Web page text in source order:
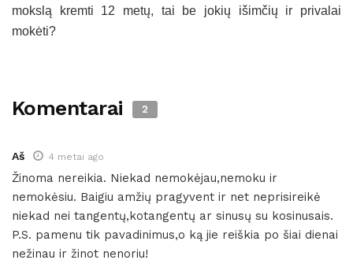
mokslą kremti 12 metų, tai be jokių išimčių ir privalai
mokėti?
Komentarai 2
Aš 4 metai ago
Žinoma nereikia. Niekad nemokėjau,nemoku ir
nemokėsiu. Baigiu amžių pragyvent ir net neprisireikė
niekad nei tangentų,kotangentų ar sinusų su kosinusais.
P.S. pamenu tik pavadinimus,o ką jie reiškia po šiai dienai
nežinau ir žinot nenoriu!